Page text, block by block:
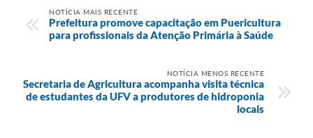
NOTÍCIA MAIS RECENTE
Prefeitura promove capacitação em Puericultura
para profissionais da Atenção Primária à Saúde
NOTÍCIA MENOS RECENTE
Secretaria de Agricultura acompanha visita técnica
de estudantes da UFV a produtores de hidroponia
locais